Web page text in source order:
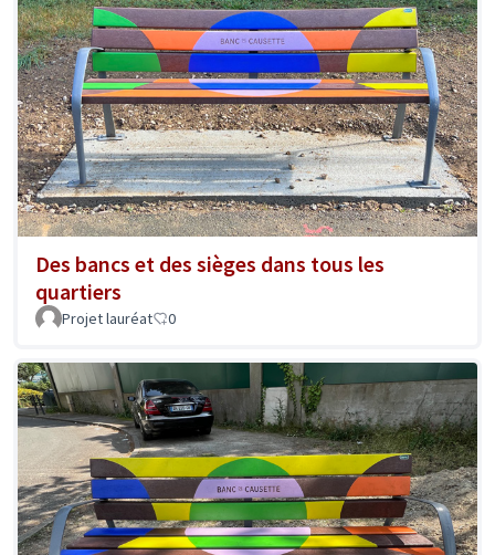
Des bancs et des sièges dans tous les
quartiers
Projet lauréat 0